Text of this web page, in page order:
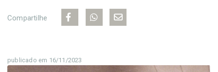
Compartilhe
publicado em 16/11/2023